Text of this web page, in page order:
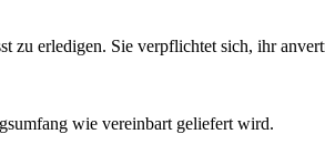
erledigen. Sie verpflichtet sich, ihr
wie vereinbart geliefert wird.